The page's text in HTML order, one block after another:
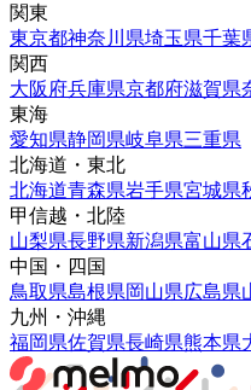
関東
東京都神奈川県埼玉県千葉
関西
大阪府兵庫県京都府滋賀県
東海
愛知県静岡県岐阜県三重県
北海道・東北
北海道青森県岩手県宮城県
甲信越・北陸
山梨県長野県新潟県富山県
中国・四国
鳥取県島根県岡山県広島県
九州・沖縄
福岡県佐賀県長崎県熊本県